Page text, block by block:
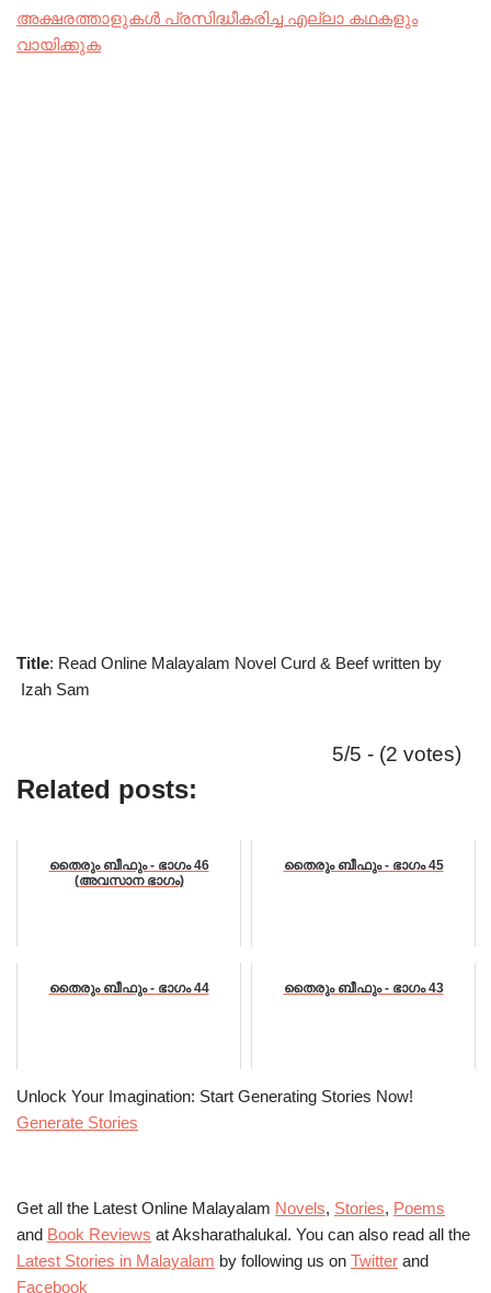
അക്ഷരത്താളുകൾ പ്രസിദ്ധീകരിച്ച എല്ലാ കഥകളും
വായിക്കുക
Title: Read Online Malayalam Novel Curd & Beef written by
Izah Sam
5/5 - (2 votes)
Related posts:
തൈരും ബീഫും - ഭാഗം 46
(അവസാന ഭാഗം)
തൈരും ബീഫും - ഭാഗം 45
തൈരും ബീഫും - ഭാഗം 44 തൈരും ബീഫും - ഭാഗം 43
Unlock Your Imagination: Start Generating Stories Now!
Generate Stories
Get all the Latest Online Malayalam Novels, Stories, Poems
and Book Reviews at Aksharathalukal. You can also read all the
Latest Stories in Malayalam by following us on Twitter and
Facebook